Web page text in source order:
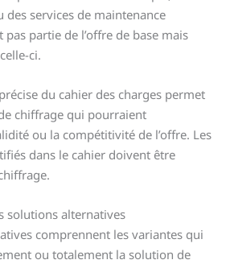
des services de maintenance
partie de l’offre de base mais
ci.
du cahier des charges permet
chiffrage qui pourraient
ou la compétitivité de l’offre. Les
dans le cahier doivent être
solutions alternatives
comprennent les variantes qui
ou totalement la solution de